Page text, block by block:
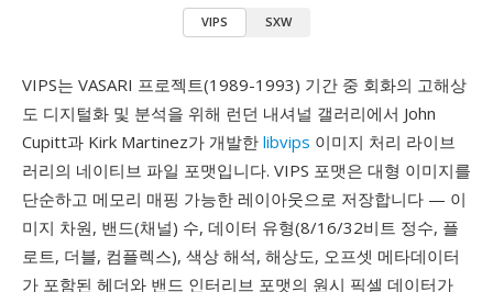
VIPS SXW
VIPS는 VASARI 프로젝트(1989-1993) 기간 중 회화의 고해상
도 디지털화 및 분석을 위해 런던 내셔널 갤러리에서 John
Cupitt과 Kirk Martinez가 개발한 libvips 이미지 처리 라이브
러리의 네이티브 파일 포맷입니다. VIPS 포맷은 대형 이미지를
단순하고 메모리 매핑 가능한 레이아웃으로 저장합니다 — 이
미지 차원, 밴드(채널) 수, 데이터 유형(8/16/32비트 정수, 플
로트, 더블, 컴플렉스), 색상 해석, 해상도, 오프셋 메타데이터
가 포함된 헤더와 밴드 인터리브 포맷의 원시 픽셀 데이터가